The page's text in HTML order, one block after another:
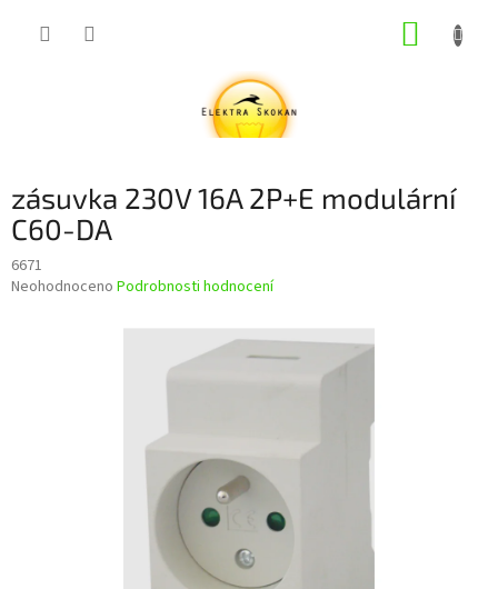
zásuvka 230V 16A 2P+E modulární
C60-DA
6671
Průměrné
Neohodnoceno Podrobnosti hodnocení